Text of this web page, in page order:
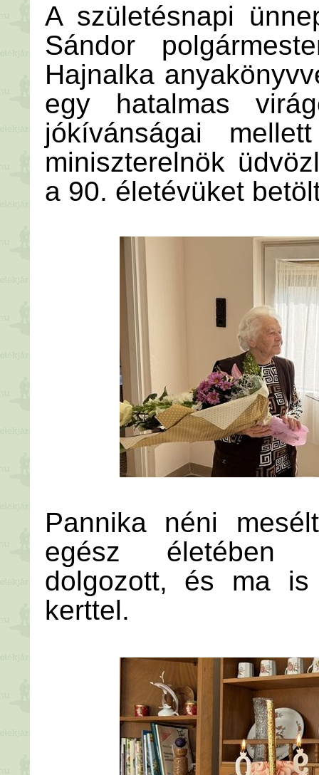
A születésnapi
Sándor
Hajnalka
egy hatalmas
jókívánságai
miniszterelnök
a 90. életévüket
Pannika néni
egész életében
dolgozott, és ma
kerttel.